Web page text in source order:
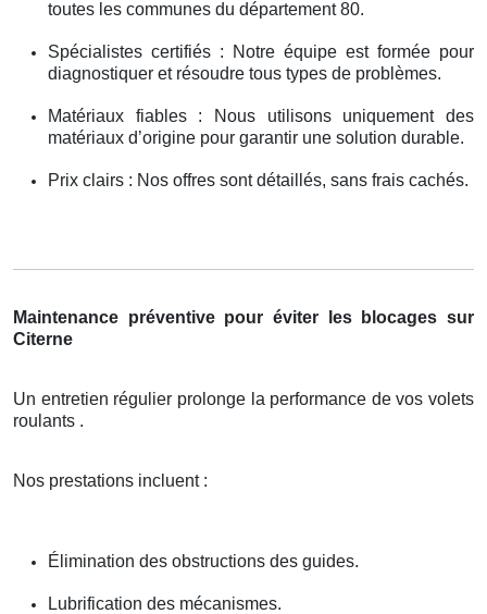
toutes les communes du département 80.
Spécialistes certifiés : Notre équipe est formée pour
diagnostiquer et résoudre tous types de problèmes.
Matériaux fiables : Nous utilisons uniquement des
matériaux d’origine pour garantir une solution durable.
Prix clairs : Nos offres sont détaillés, sans frais cachés.
Maintenance préventive pour éviter les blocages sur
Citerne
Un entretien régulier prolonge la performance de vos volets
roulants .
Nos prestations incluent :
Élimination des obstructions des guides.
Lubrification des mécanismes.